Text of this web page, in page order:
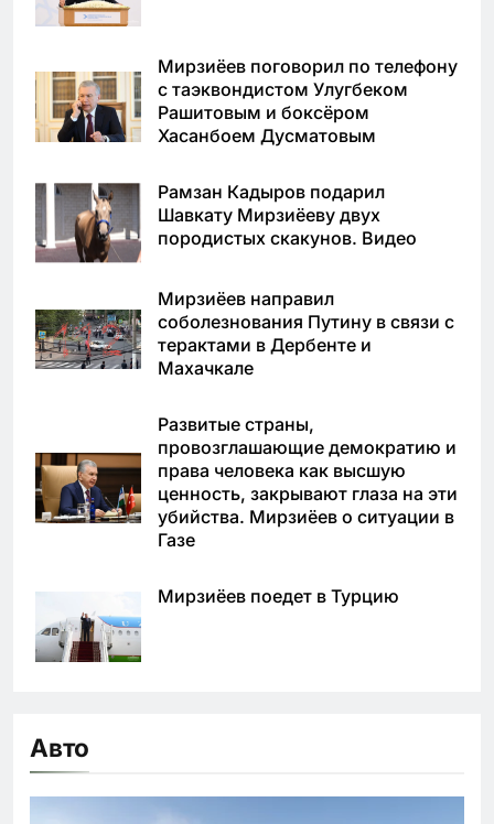
Мирзиёев поговорил по телефону
с таэквондистом Улугбеком
Рашитовым и боксёром
Хасанбоем Дусматовым
Рамзан Кадыров подарил
Шавкату Мирзиёеву двух
породистых скакунов. Видео
Мирзиёев направил
соболезнования Путину в связи с
терактами в Дербенте и
Махачкале
Развитые страны,
провозглашающие демократию и
права человека как высшую
ценность, закрывают глаза на эти
убийства. Мирзиёев о ситуации в
Газе
Мирзиёев поедет в Турцию
Авто